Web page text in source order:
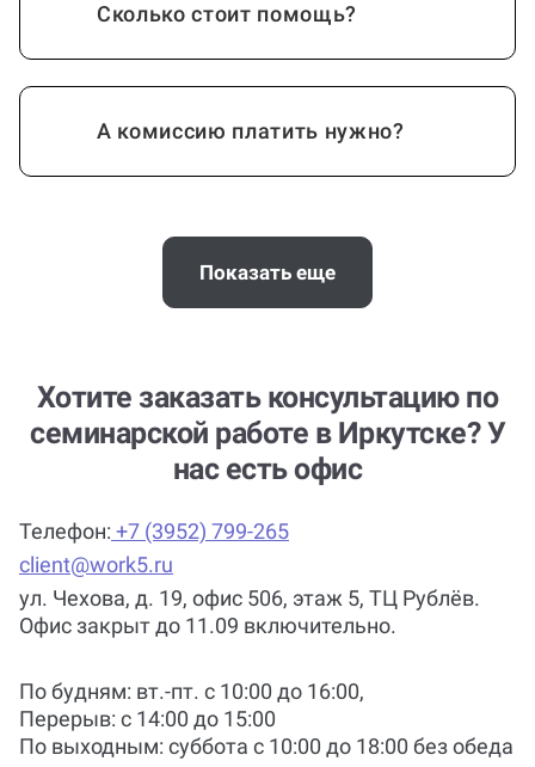
Сколько стоит помощь?
А комиссию платить нужно?
Помощь можно получить по любой
теме и предмету?
Почему выгодно заказать
консультацию по семинарской
Показать еще
Хотите заказать консультацию по
семинарской работе в Иркутске? У
нас есть офис
Телефон: +7 (3952) 799-265
client@work5.ru
ул. Чехова, д. 19, офис 506, этаж 5, ТЦ Рублёв.
Офис закрыт до 11.09 включительно.
По будням: вт.-пт. c 10:00 до 16:00,
Перерыв: с 14:00 до 15:00
По выходным: суббота c 10:00 до 18:00 без обеда